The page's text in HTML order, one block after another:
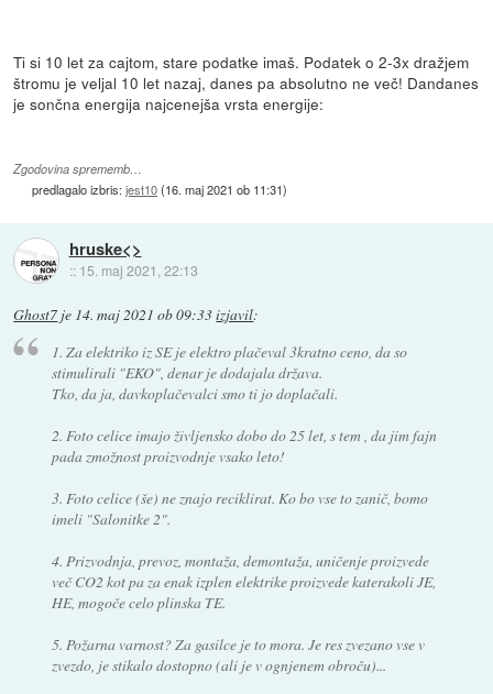
Ti si 10 let za cajtom, stare podatke imaš. Podatek o 2-3x dražjem
štromu je veljal 10 let nazaj, danes pa absolutno ne več! Dandanes
je sončna energija najcenejša vrsta energije:
Zgodovina sprememb…
predlagalo izbris:jest10(16. maj 2021 ob 11:31)
hruske<>
:: 15. maj 2021, 22:13
Ghost7 je 14. maj 2021 ob 09:33izjavil:
1. Za elektriko iz SE je elektro plačeval 3kratno ceno, da so
stimulirali "EKO", denar je dodajala država.
Tko, da ja, davkoplačevalci smo ti jo doplačali.
2. Foto celice imajo življensko dobo do 25 let, s tem , da jim fajn
pada zmožnost proizvodnje vsako leto!
3. Foto celice (še) ne znajo reciklirat. Ko bo vse to zanič, bomo
imeli "Salonitke 2".
4. Prizvodnja, prevoz, montaža, demontaža, uničenje proizvede
več CO2 kot pa za enak izplen elektrike proizvede katerakoli JE,
HE, mogoče celo plinska TE.
5. Požarna varnost? Za gasilce je to mora. Je res zvezano vse v
zvezdo, je stikalo dostopno (ali je v ognjenem obroču)...